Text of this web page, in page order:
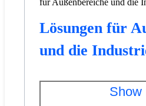
für Außenbereiche und die
Lösungen für
und die
Show